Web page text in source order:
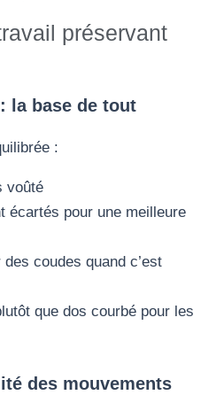
préservant
la base de tout
:
voûté
écartés pour une meilleure
coudes quand c’est
que dos courbé pour les
des mouvements